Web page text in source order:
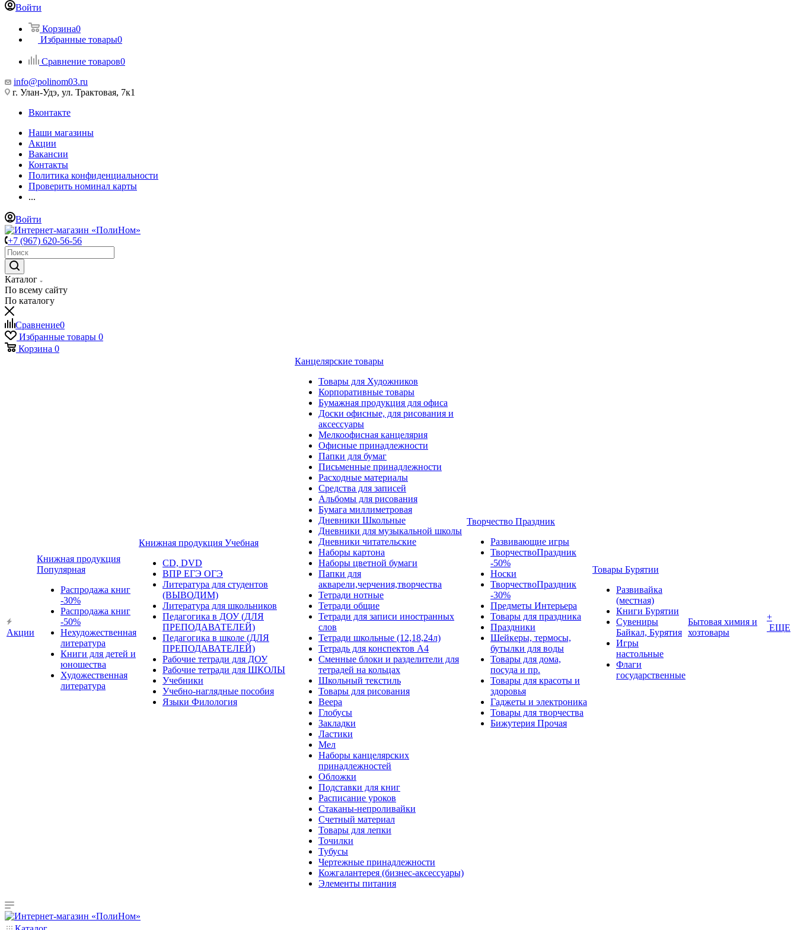
Войти
Корзина0
Избранные товары0
Сравнение товаров0
info@polinom03.ru
г. Улан-Удэ, ул. Трактовая, 7к1
Вконтакте
Наши магазины
Акции
Вакансии
Контакты
Политика конфиденциальности
Проверить номинал карты
...
Войти
+7 (967) 620-56-56
Каталог
По всему сайту
По каталогу
Сравнение0
Избранные товары 0
Корзина 0
Акции
Книжная продукция
Популярная
Распродажа книг
-30%
Распродажа книг
-50%
Нехудожественная
литература
Книги для детей и
юношества
Художественная
литература
Книжная продукция Учебная
CD, DVD
ВПР ЕГЭ ОГЭ
Литература для студентов
(ВЫВОДИМ)
Литература для школьников
Педагогика в ДОУ (ДЛЯ
ПРЕПОДАВАТЕЛЕЙ)
Педагогика в школе (ДЛЯ
ПРЕПОДАВАТЕЛЕЙ)
Рабочие тетради для ДОУ
Рабочие тетради для ШКОЛЫ
Учебники
Учебно-наглядные пособия
Языки Филология
Канцелярские товары
Товары для Художников
Корпоративные товары
Бумажная продукция для офиса
Доски офисные, для рисования и
аксессуары
Мелкоофисная канцелярия
Офисные принадлежности
Папки для бумаг
Письменные принадлежности
Расходные материалы
Средства для записей
Альбомы для рисования
Бумага миллиметровая
Дневники Школьные
Дневники для музыкальной школы
Дневники читательские
Наборы картона
Наборы цветной бумаги
Папки для
акварели,черчения,творчества
Тетради нотные
Тетради общие
Тетради для записи иностранных
слов
Тетради школьные (12,18,24л)
Тетрадь для конспектов А4
Сменные блоки и разделители для
тетрадей на кольцах
Школьный текстиль
Товары для рисования
Веера
Глобусы
Закладки
Ластики
Мел
Наборы канцелярских
принадлежностей
Обложки
Подставки для книг
Расписание уроков
Стаканы-непроливайки
Счетный материал
Товары для лепки
Точилки
Тубусы
Чертежные принадлежности
Кожгалантерея (бизнес-аксессуары)
Элементы питания
Творчество Праздник
Развивающие игры
ТворчествоПраздник
-50%
Носки
ТворчествоПраздник
-30%
Предметы Интерьера
Товары для праздника
Праздники
Шейкеры, термосы,
бутылки для воды
Товары для дома,
посуда и пр.
Товары для красоты и
здоровья
Гаджеты и электроника
Товары для творчества
Бижутерия Прочая
Товары Бурятии
Развивайка
(местная)
Книги Бурятии
Сувениры
Байкал, Бурятия
Игры
настольные
Флаги
государственные
Бытовая химия и
хозтовары
+
ЕЩЕ